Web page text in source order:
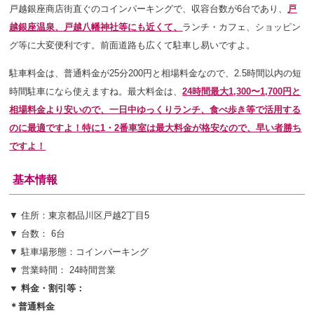
戸越銀座商店街直ぐのコインパーキングで、収容台数が6台であり、
戸
越銀座温泉、戸越八幡神社等にも近くて、 ランチ・カフェ、ショッピン
グ等に大変便利です。前面道路も広くて駐車し易いですよ。
駐車料金は、普通料金が25分200円と相場料金なので、2.5時間以内の短
時間駐車になら使えますね。最大料金は、24時間最大1,300〜1,700円と
相場料金より安いので、一日中ゆっくりランチ、食べ歩き等で活用する
のに最適ですよ！特に1・2番車室は最大料金が格安なので、早い者勝ち
ですよ！
基本情報
▼ 住所：東京都品川区戸越2丁目5
▼ 台数： 6台
▼ 駐車場形態：コインパーキング
▼ 営業時間： 24時間営業
▼ 料金・割引等：
＊普通料金